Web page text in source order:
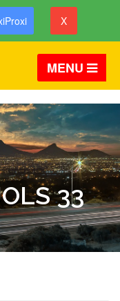
X
MENU
33